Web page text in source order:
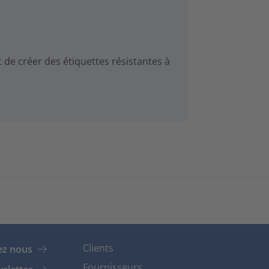
créer des étiquettes résistantes à
nous
Clients